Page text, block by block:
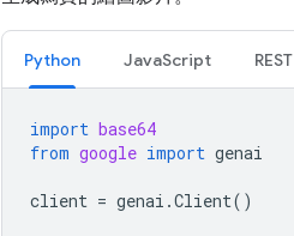
Python JavaScript REST
import base64
from google import genai
client = genai .Client()